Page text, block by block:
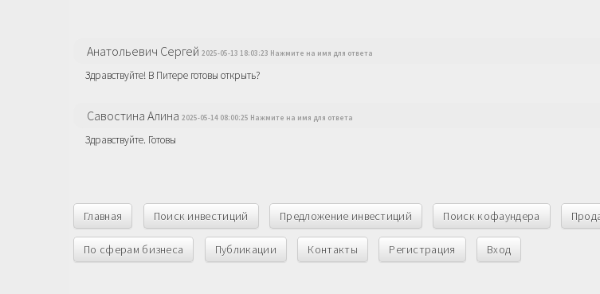
Анатольевич Сергей 2025-05-13 18:03:23 Нажмите на имя для ответа
Здравствуйте! В Питере готовы открыть?
Савостина Алина 2025-05-14 08:00:25 Нажмите на имя для ответа
Здравствуйте. Готовы
Главная Поиск инвестиций Предложение инвестиций Поиск кофаундера
По сферам бизнеса Публикации Контакты Регистрация Вход